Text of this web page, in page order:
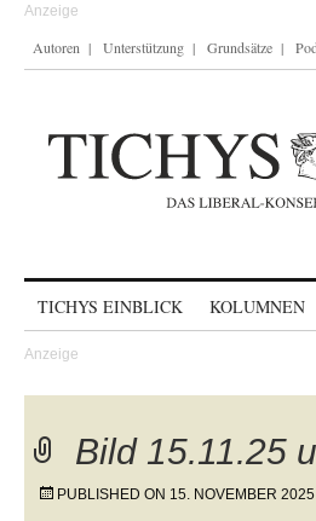
Autoren Unterstützung Grundsätze
TICHYS EINBLICK KOLUMNEN
Bild 15.11.25
PUBLISHED ON 15. NOVEMBER 2025